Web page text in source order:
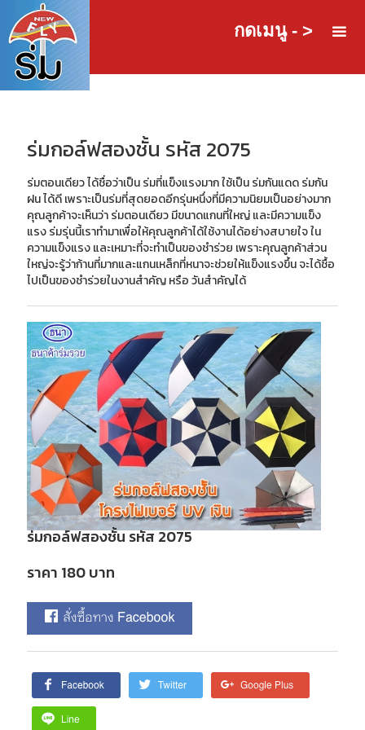
กดเมนู - >
ร่มกอล์ฟสองชั้น รหัส 2075
ร่มตอนเดียว ได้ชื่อว่าเป็น ร่มที่แข็งแรงมาก ใช้เป็น ร่มกันแดด ร่มกัน
ฝน ได้ดี เพราะเป็นร่มที่สุดยอดอีกรุ่นหนึ่งที่มีความนิยมเป็นอย่างมาก
คุณลูกค้าจะเห็นว่า ร่มตอนเดียว มีขนาดแกนที่ใหญ่ และมีความแข็ง
แรง ร่มรุ่นนี้เราทำมาเพื่อให้คุณลูกค้าได้ใช้งานได้อย่างสบายใจ ใน
ความแข็งแรง และเหมาะที่จะทำเป็นของชำร่วย เพราะคุณลูกค้าส่วน
ใหญ่จะรู้ว่าก้านที่มากและแกนเหล็กที่หนาจะช่วยให้แข็งแรงขึ้น จะได้ชื้อ
ไปเป็นของชำร่วยในงานสำคัญ หรือ วันสำคัญได้
ร่มกอล์ฟสองชั้น รหัส 2075
ราคา 180 บาท